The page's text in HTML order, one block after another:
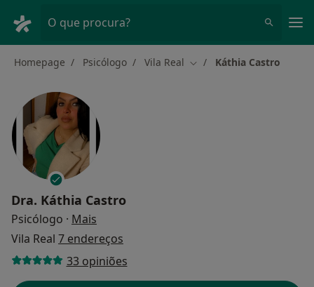
O que procura?
Homepage Psicólogo Vila Real Mudar de cidade
Káthia Castro
Dra. Káthia Castro
Psicólogo · Mais
Vila Real 7 endereços
33 opiniões